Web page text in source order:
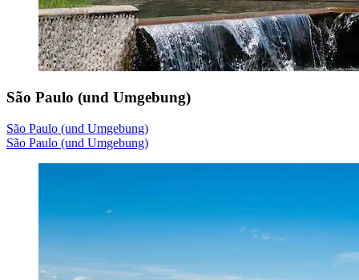
São Paulo (und Umgebung)
São Paulo (und Umgebung)
São Paulo (und Umgebung)